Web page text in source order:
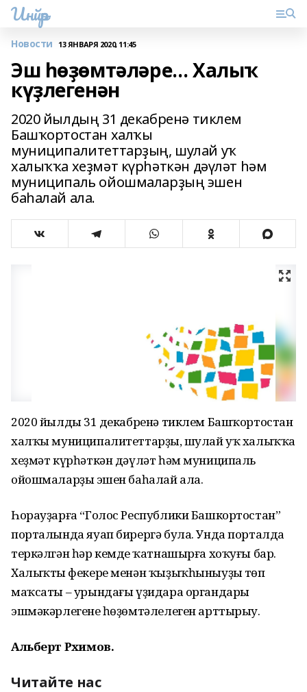
Инйәр
Новости 13 ЯНВАРЯ 2020, 11:45
Эш һөҙөмтәләре… Халыҡ
күҙлегенән
2020 йылдың 31 декабренә тиклем
Башҡортостан халҡы
муниципалитеттарҙың, шулай уҡ
халыҡҡа хеҙмәт күрһәткән дәүләт һәм
муниципаль ойошмаларҙың эшен
баһалай ала.
2020 йылдың 31 декабренә тиклем Башҡортостан
халҡы муниципалитеттарҙың, шулай уҡ халыҡҡа
хеҙмәт күрһәткән дәүләт һәм муниципаль
ойошмаларҙың эшен баһалай ала.
Һорауҙарға “Голос Республики Башкортостан”
порталында яуап бирергә була. Унда порталда
теркәлгән һәр кемдең ҡатнашырға хоҡуғы бар.
Халыҡтың фекере менән ҡыҙыҡһыныуҙың төп
маҡсаты – урындағы үҙидара органдары
эшмәкәрлегенең һөҙөмтәлелеген арттырыу.
Альберт Рәхимов.
Читайте нас